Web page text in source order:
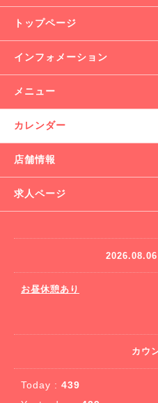
トップページ
インフォメーション
メニュー
カレンダー
店舗情報
求人ページ
お昼休憩あり
カウ
Today : 439